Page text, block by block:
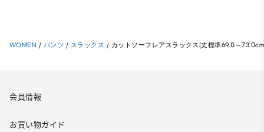
WOMEN / パンツ / スラックス / カットソーフレアスラックス(丈標準69.0～
会員情報
お買い物ガイド